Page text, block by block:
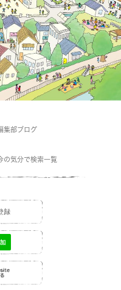
集部ブログ
の気分で検索一覧